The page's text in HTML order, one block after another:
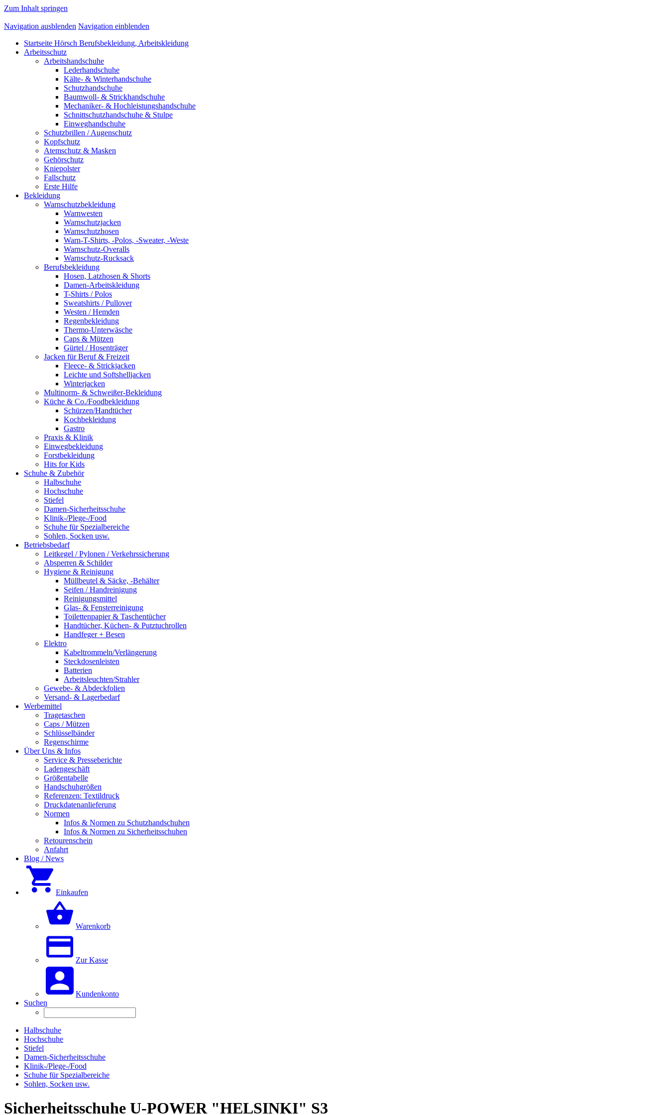
Zum Inhalt springen
Navigation ausblenden Navigation einblenden
Startseite Hörsch Berufsbekleidung, Arbeitskleidung
Arbeitsschutz
Arbeitshandschuhe
Lederhandschuhe
Kälte- & Winterhandschuhe
Schutzhandschuhe
Baumwoll- & Strickhandschuhe
Mechaniker- & Hochleistungshandschuhe
Schnittschutzhandschuhe & Stulpe
Einweghandschuhe
Schutzbrillen / Augenschutz
Kopfschutz
Atemschutz & Masken
Gehörschutz
Kniepolster
Fallschutz
Erste Hilfe
Bekleidung
Warnschutzbekleidung
Warnwesten
Warnschutzjacken
Warnschutzhosen
Warn-T-Shirts, -Polos, -Sweater, -Weste
Warnschutz-Overalls
Warnschutz-Rucksack
Berufsbekleidung
Hosen, Latzhosen & Shorts
Damen-Arbeitskleidung
T-Shirts / Polos
Sweatshirts / Pullover
Westen / Hemden
Regenbekleidung
Thermo-Unterwäsche
Caps & Mützen
Gürtel / Hosenträger
Jacken für Beruf & Freizeit
Fleece- & Strickjacken
Leichte und Softshelljacken
Winterjacken
Multinorm- & Schweißer-Bekleidung
Küche & Co./Foodbekleidung
Schürzen/Handtücher
Kochbekleidung
Gastro
Praxis & Klinik
Einwegbekleidung
Forstbekleidung
Hits for Kids
Schuhe & Zubehör
Halbschuhe
Hochschuhe
Stiefel
Damen-Sicherheitsschuhe
Klinik-/Plege-/Food
Schuhe für Spezialbereiche
Sohlen, Socken usw.
Betriebsbedarf
Leitkegel / Pylonen / Verkehrssicherung
Absperren & Schilder
Hygiene & Reinigung
Müllbeutel & Säcke, -Behälter
Seifen / Handreinigung
Reinigungsmittel
Glas- & Fensterreinigung
Toilettenpapier & Taschentücher
Handtücher, Küchen- & Putztuchrollen
Handfeger + Besen
Elektro
Kabeltrommeln/Verlängerung
Steckdosenleisten
Batterien
Arbeitsleuchten/Strahler
Gewebe- & Abdeckfolien
Versand- & Lagerbedarf
Werbemittel
Tragetaschen
Caps / Mützen
Schlüsselbänder
Regenschirme
Über Uns & Infos
Service & Presseberichte
Ladengeschäft
Größentabelle
Handschuhgrößen
Referenzen: Textildruck
Druckdatenanlieferung
Normen
Infos & Normen zu Schutzhandschuhen
Infos & Normen zu Sicherheitsschuhen
Retourenschein
Anfahrt
Blog / News
Einkaufen
Warenkorb
Zur Kasse
Kundenkonto
Suchen
Halbschuhe
Hochschuhe
Stiefel
Damen-Sicherheitsschuhe
Klinik-/Plege-/Food
Schuhe für Spezialbereiche
Sohlen, Socken usw.
Sicherheitsschuhe U-POWER "HELSINKI" S3